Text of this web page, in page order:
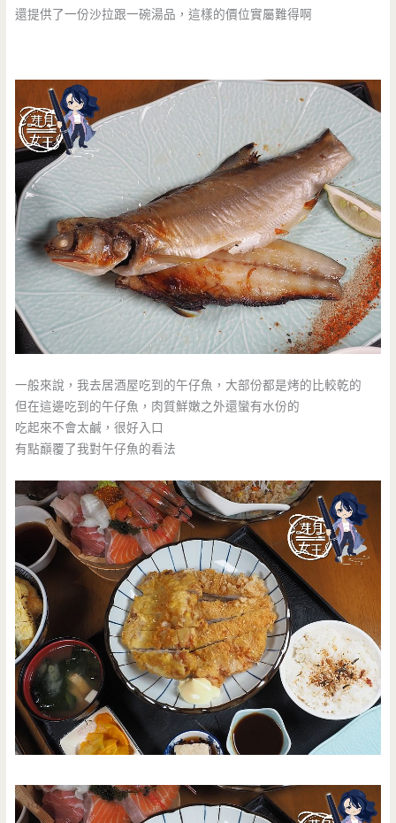
還提供了一份沙拉跟一碗湯品，這樣的價位實屬難得啊
一般來說，我去居酒屋吃到的午仔魚，大部份都是烤的比較乾的
但在這邊吃到的午仔魚，肉質鮮嫩之外還蠻有水份的
吃起來不會太鹹，很好入口
有點巔覆了我對午仔魚的看法